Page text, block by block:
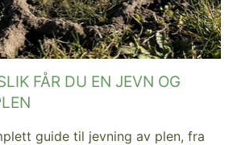
FÅR DU EN JEVN OG
guide til jevning av plen, fra